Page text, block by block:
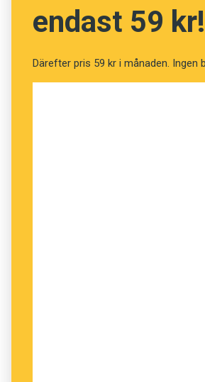
negativ inverkan på landets
bidrar inte till att förbättra den
endast 59 kr!
Därefter pris 59 kr i månaden. Ingen